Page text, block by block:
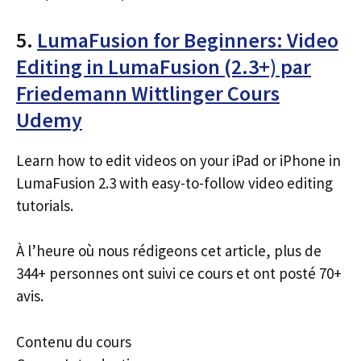
5. LumaFusion for Beginners: Video
Editing in LumaFusion (2.3+) par
Friedemann Wittlinger Cours
Udemy
Learn how to edit videos on your iPad or iPhone in
LumaFusion 2.3 with easy-to-follow video editing
tutorials.
À l’heure où nous rédigeons cet article, plus de
344+ personnes ont suivi ce cours et ont posté 70+
avis.
Contenu du cours